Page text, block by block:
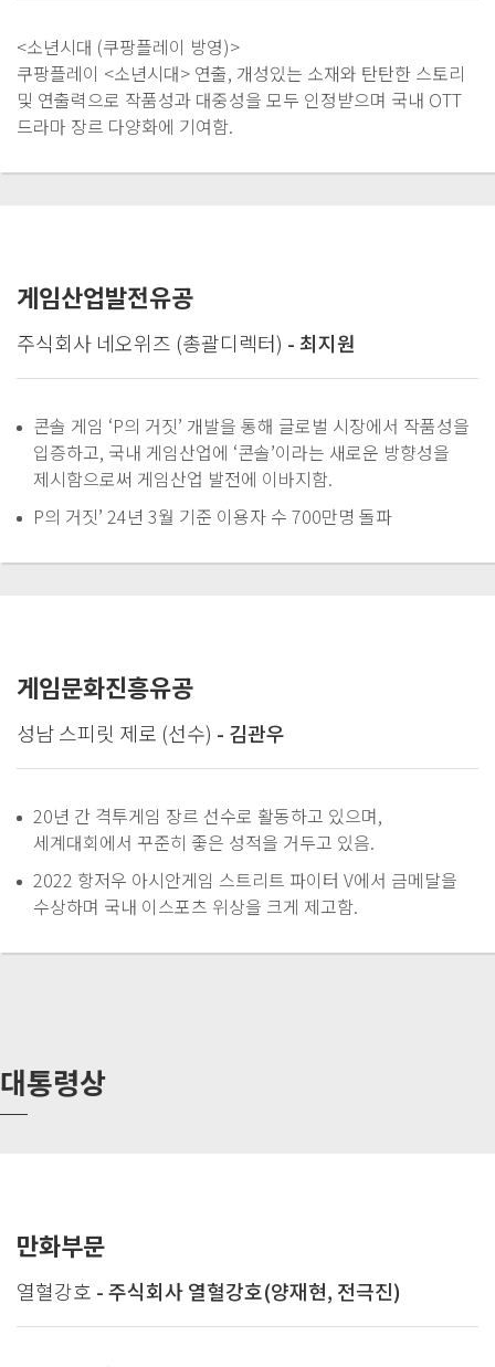
<소년시대 (쿠팡플레이 방영)>
쿠팡플레이 <소년시대> 연출, 개성있는 소재와 탄탄한 스토리
및 연출력으로 작품성과 대중성을 모두 인정받으며 국내 OTT
드라마 장르 다양화에 기여함.
게임산업발전유공
주식회사 네오위즈 (총괄디렉터) - 최지원
콘솔 게임 ‘P의 거짓’ 개발을 통해 글로벌 시장에서 작품성을
입증하고, 국내 게임산업에 ‘콘솔’이라는 새로운 방향성을
제시함으로써 게임산업 발전에 이바지함.
P의 거짓’ 24년 3월 기준 이용자 수 700만명 돌파
게임문화진흥유공
성남 스피릿 제로 (선수) - 김관우
20년 간 격투게임 장르 선수로 활동하고 있으며,
세계대회에서 꾸준히 좋은 성적을 거두고 있음.
2022 항저우 아시안게임 스트리트 파이터 V에서 금메달을
수상하며 국내 이스포츠 위상을 크게 제고함.
대통령상
만화부문
열혈강호 - 주식회사 열혈강호(양재현, 전극진)